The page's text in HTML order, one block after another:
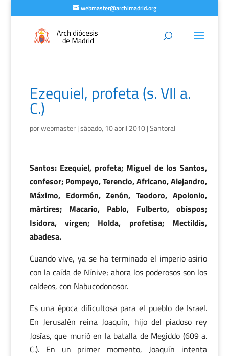
webmaster@archimadrid.org
Ezequiel, profeta (s. VII a.
C.)
porwebmaster|sábado, 10 abril 2010|Santoral
Santos: Ezequiel, profeta; Miguel de los Santos,
confesor; Pompeyo, Terencio, Africano, Alejandro,
Máximo, Edormón, Zenón, Teodoro, Apolonio,
mártires; Macario, Pablo, Fulberto, obispos;
Isidora, virgen; Holda, profetisa; Mectildis,
abadesa.
Cuando vive, ya se ha terminado el imperio asirio
con la caída de Nínive; ahora los poderosos son los
caldeos, con Nabucodonosor.
Es una época dificultosa para el pueblo de Israel.
En Jerusalén reina Joaquín, hijo del piadoso rey
Josías, que murió en la batalla de Megiddo (609 a.
C.). En un primer momento, Joaquín intenta